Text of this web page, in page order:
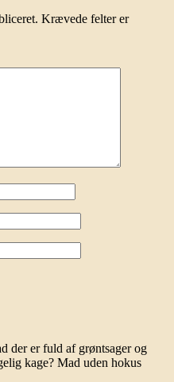
Krævede felter er
der er fuld af grøntsager og
kage? Mad uden hokus